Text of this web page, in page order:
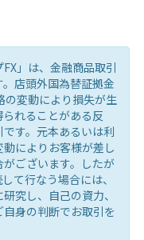
」は、金融商品取引
店頭外国為替証拠金
の変動により損失が生
れることがある反
す。元本あるいは利
によりお客様が差し
ございます。したが
て行なう場合には、
究し、自己の資力、
身の判断でお取引を